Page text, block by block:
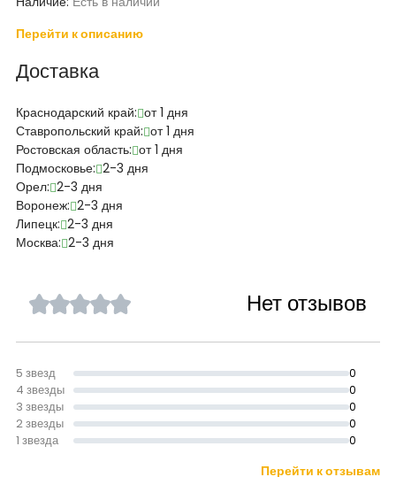
Перейти к описанию
Доставка
Краснодарский край: от 1 дня
Ставропольский край: от 1 дня
Ростовская область: от 1 дня
Подмосковье: 2-3 дня
Орел: 2-3 дня
Воронеж: 2-3 дня
Липецк: 2-3 дня
Москва: 2-3 дня
Нет отзывов
5 звезд 0
4 звезды 0
3 звезды 0
2 звезды 0
1 звезда 0
Перейти к отзывам